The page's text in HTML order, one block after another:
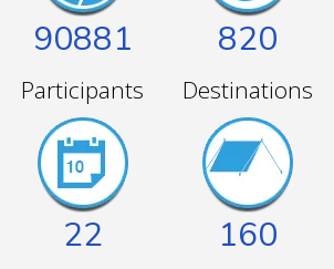
90881
Participants
820
Destinations
22 160